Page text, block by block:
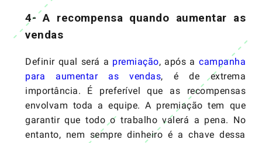
4- A recompensa quando aumentar as
vendas
Definir qual será a premiação, após acampanha
para aumentar as vendas, é de extrema
importância. É preferível que as recompensas
envolvam toda a equipe. A premiação tem que
garantir que todo o trabalho valerá a pena. No
entanto, nem sempre dinheiro é a chave dessa